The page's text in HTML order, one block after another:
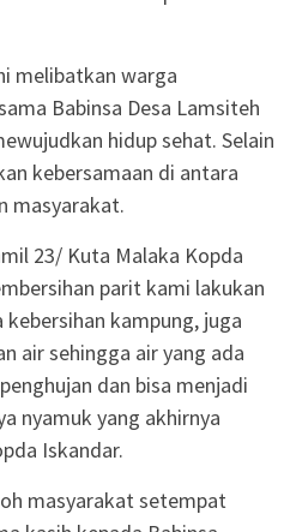
melibatkan warga
Babinsa Desa Lamsiteh
hidup sehat. Selain
kebersamaan di antara
masyarakat.
23/ Kuta Malaka Kopda
parit kami lakukan
kampung, juga
air sehingga air yang ada
dan bisa menjadi
nyamuk yang akhirnya
Iskandar.
masyarakat setempat